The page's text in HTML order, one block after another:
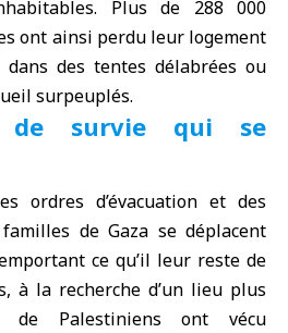
Plus de 288 000
ont ainsi perdu leur logement
des tentes délabrées ou
surpeuplés.
de survie qui se
ordres d’évacuation et des
de Gaza se déplacent
ce qu’il leur reste de
à la recherche d’un lieu plus
de Palestiniens ont vécu